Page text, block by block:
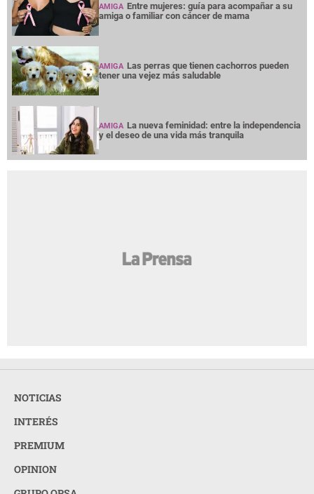
AMIGA Entre mujeres: guía para acompañar a su
amiga o familiar con cáncer de mama
AMIGA Las perras que tienen cachorros pueden
tener una vejez más saludable
AMIGA La nueva feminidad: entre la independencia
y el deseo de una vida más tranquila
NOTICIAS
INTERÉS
PREMIUM
OPINION